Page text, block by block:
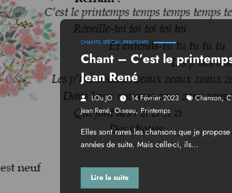
CHANTS SPÉCIAL PRINTEMPS
Chant – C’est le
Jean René
LOu JO 14 Février 2023 Chanson,
Jean René,Oiseau, Printemps
Elles sont rares les chansons que je
années de suite. Mais celle-ci, ils…
Lire la suite